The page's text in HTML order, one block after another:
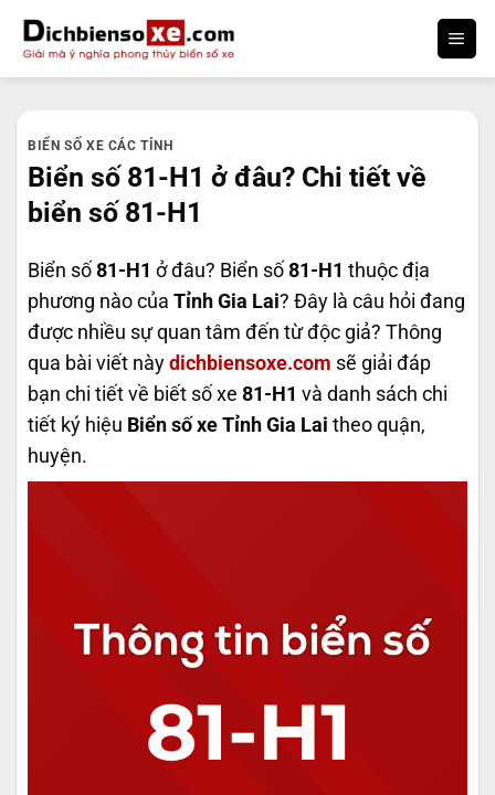
qua
nội
BIỂN SỐ XE CÁC TỈNH
Biển số 81-H1 ở đâu? Chi tiết về
biển số 81-H1
Biển số 81-H1 ở đâu? Biển số 81-H1 thuộc địa
phương nào của Tỉnh Gia Lai? Đây là câu hỏi đang
được nhiều sự quan tâm đến từ độc giả? Thông
qua bài viết này dichbiensoxe.com sẽ giải đáp
bạn chi tiết về biết số xe 81-H1 và danh sách chi
tiết ký hiệu Biển số xe Tỉnh Gia Lai theo quận,
huyện.